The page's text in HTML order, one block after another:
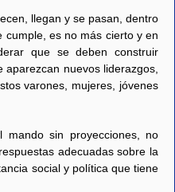
llegan y se pasan, dentro
cumple, es no más cierto y en
que se deben construir
nuevos liderazgos,
varones, mujeres, jóvenes
sin proyecciones, no
adecuadas sobre la
social y política que tiene